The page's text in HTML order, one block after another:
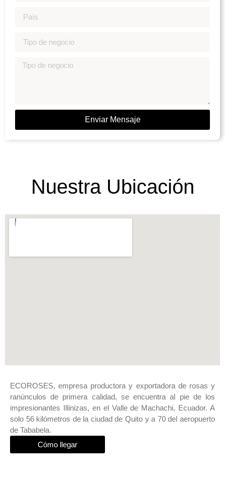
Enviar Mensaje
Nuestra Ubicación
ECOROSES, empresa productora y exportadora de rosas y
ranúnculos de primera calidad, se encuentra al pie de los
impresionantes Illinizas, en el Valle de Machachi, Ecuador. A
solo 56 kilómetros de la ciudad de Quito y a 70 del aeropuerto
de Tababela.
Cómo llegar